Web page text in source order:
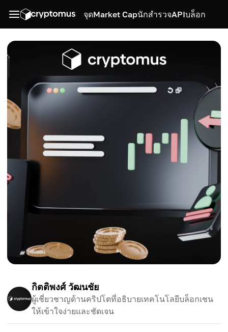
จุดMarket CapนักสำรวจAPIบล็อก
กิตติพงศ์ วัฒนชัย
ผู้เชี่ยวชาญด้านคริปโตที่อธิบายเทคโนโลยีบล็อกเชน
ให้เข้าใจง่ายและชัดเจน